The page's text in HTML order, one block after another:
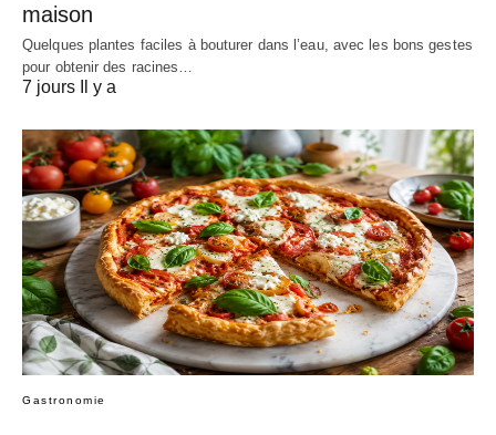
maison
Quelques plantes faciles à bouturer dans l’eau, avec les bons gestes
pour obtenir des racines…
7 jours Il y a
Gastronomie